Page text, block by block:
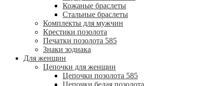
Кожаные браслеты
Стальные браслеты
Комплекты для мужчин
Крестики позолота
Печатки позолота 585
Знаки зодиака
Для женщин
Цепочки для женщин
Цепочки позолота 585
Цепочки белая позолота